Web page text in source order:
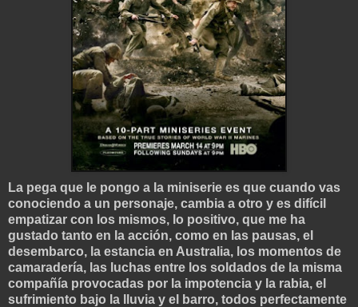
La pega que le pongo a la miniserie es que cuando vas
conociendo a un personaje, cambia a otro y es difícil
empatizar con los mismos, lo positivo, que me ha
gustado tanto en la acción, como en las pausas, el
desembarco, la estancia en Australia, los momentos de
camaradería, las luchas entre los soldados de la misma
compañía provocadas por la impotencia y la rabia, el
sufrimiento bajo la lluvia y el barro, todos perfectamente